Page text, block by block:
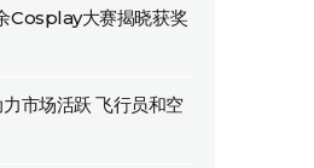
Cosplay大赛揭晓获奖
市场活跃 飞行员和空